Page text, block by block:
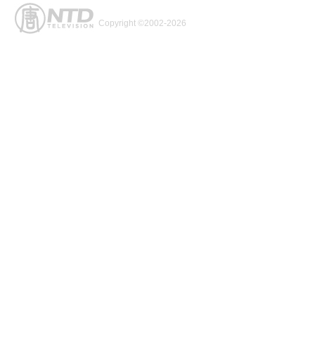
Copyright ©2002-2026